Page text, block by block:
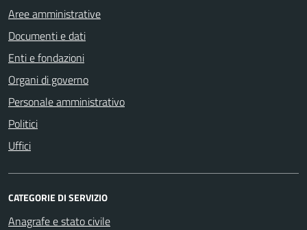
Aree amministrative
Documenti e dati
Enti e fondazioni
Organi di governo
Personale amministrativo
Politici
Uffici
CATEGORIE DI SERVIZIO
Anagrafe e stato civile